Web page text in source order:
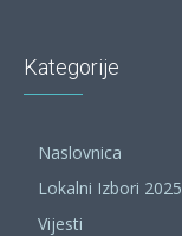
Kategorije
Naslovnica
Lokalni Izbori 2025
Vijesti